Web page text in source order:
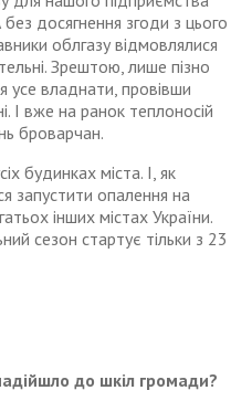
досягнення згоди з цього
облгазу відмовлялися
Зрештою, лише пізно
усе владнати, провівши
І вже на ранок теплоносій
броварчан.
будинках міста. І, як
запустити опалення на
інших містах України.
сезон стартує тільки з 23
до шкіл громади?